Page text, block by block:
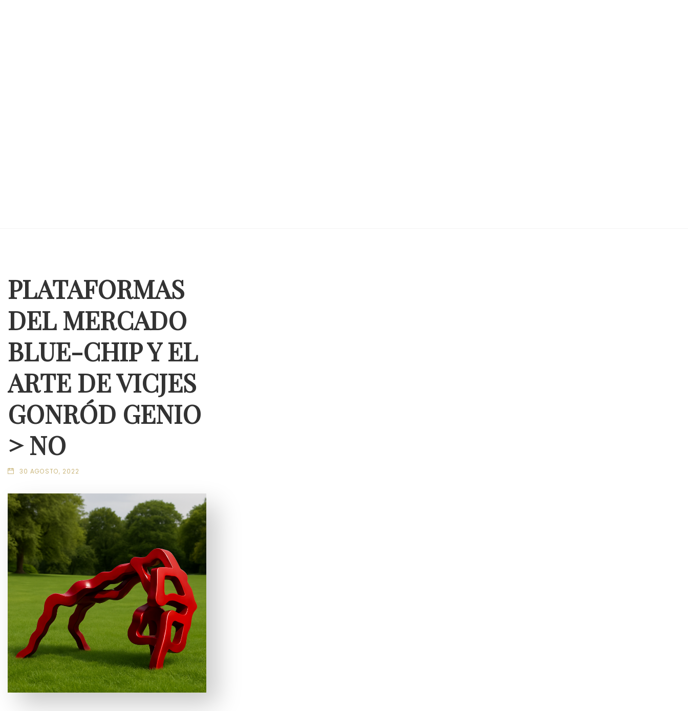
PLATAFORMAS
DEL MERCADO
BLUE-CHIP Y EL
ARTE DE VICJES
GONRÓD GENIO
> NO
30 AGOSTO, 2022